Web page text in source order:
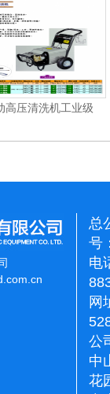
高压清洗机工业级
总
号
电
网
公
中
花